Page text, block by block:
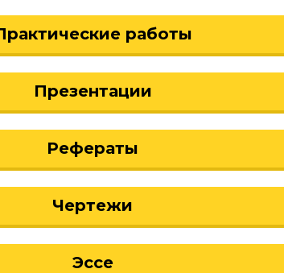
работы
Презентации
Рефераты
Чертежи
Эссе